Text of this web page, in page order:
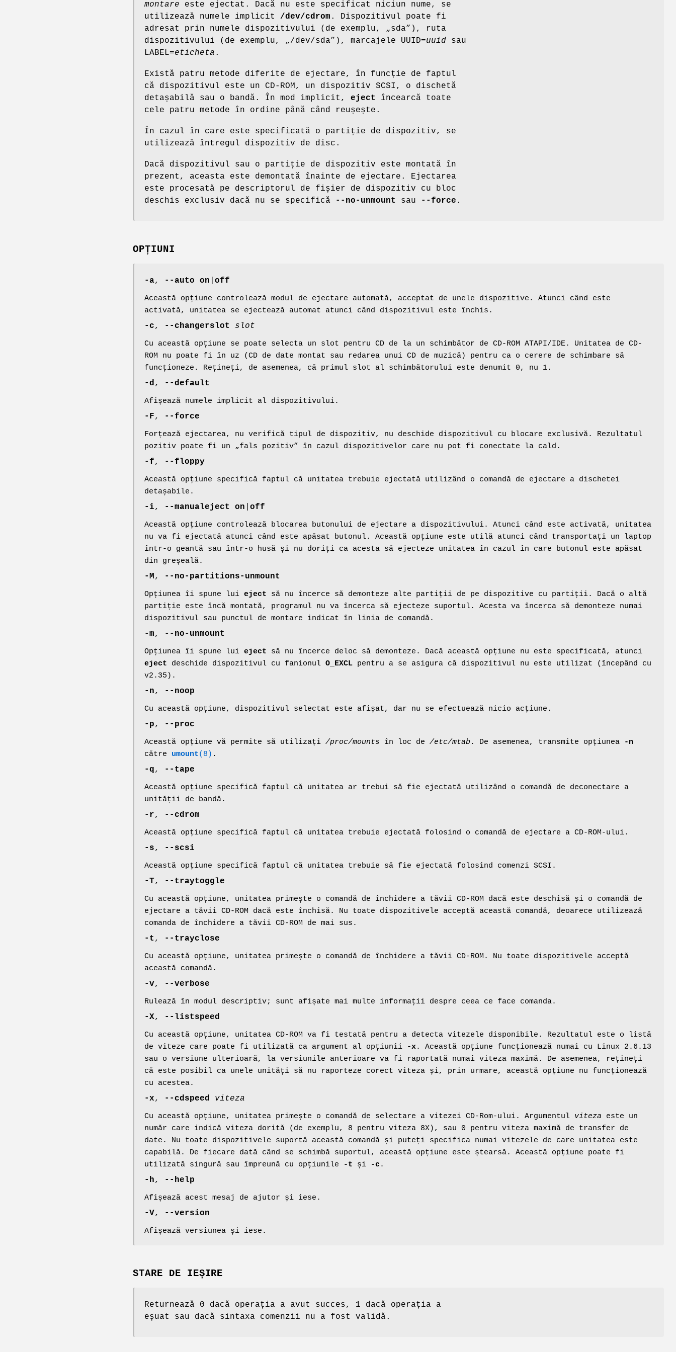
montare este ejectat. Dacă nu este specificat niciun nume, se
utilizează numele implicit /dev/cdrom . Dispozitivul poate fi
adresat prin numele dispozitivului (de exemplu, „sda”), ruta
dispozitivului (de exemplu, „/dev/sda”), marcajele UUID=uuid sau
LABEL=eticheta .
Există patru metode diferite de ejectare, în funcție de faptul
că dispozitivul este un CD-ROM, un dispozitiv SCSI, o dischetă
detașabilă sau o bandă. În mod implicit, eject
încearcă toate
cele patru metode în ordine până când reușește.
În cazul în care este specificată o partiție de dispozitiv, se
utilizează întregul dispozitiv de disc.
Dacă dispozitivul sau o partiție de dispozitiv este montată în
prezent, aceasta este demontată înainte de ejectare. Ejectarea
este procesată pe descriptorul de fișier de dispozitiv cu bloc
deschis exclusiv dacă nu se specifică
--no-unmount sau --force .
OPȚIUNI
-a, --auto on off
Această opțiune controlează modul de ejectare automată, acceptat de unele dispozitive. Atunci când este
activată, unitatea se ejectează automat atunci când dispozitivul este închis.
-c, --changerslot slot
Cu această opțiune se poate selecta un slot pentru CD de la un schimbător de CD-ROM ATAPI/IDE. Unitatea de CD-
ROM nu poate fi în uz (CD de date montat sau redarea unui CD de muzică) pentru ca o cerere de schimbare să
funcționeze. Rețineți, de asemenea, că primul slot al schimbătorului este denumit 0, nu 1.
-d , --default
Afișează numele implicit al dispozitivului.
-F, --force
Forțează ejectarea, nu verifică tipul de dispozitiv, nu deschide dispozitivul cu blocare exclusivă. Rezultatul
pozitiv poate fi un „fals pozitiv” în cazul dispozitivelor care nu pot fi conectate la cald.
-f, --floppy
Această opțiune specifică faptul că unitatea trebuie ejectată utilizând o comandă de ejectare a dischetei
detașabile.
-i, --manualeject on off
Această opțiune controlează blocarea butonului de ejectare a dispozitivului. Atunci când este activată, unitatea
nu va fi ejectată atunci când este apăsat butonul. Această opțiune este utilă atunci când transportați un laptop
într-o geantă sau într-o husă și nu doriți ca acesta să ejecteze unitatea în cazul în care butonul este apăsat
din greșeală.
-M , --no-partitions-unmount
Opțiunea îi spune lui eject să nu încerce să demonteze alte partiții de pe dispozitive cu partiții. Dacă o altă
partiție este încă montată, programul nu va încerca să ejecteze suportul. Acesta va încerca să demonteze numai
dispozitivul sau punctul de montare indicat în linia de comandă.
-m, --no-unmount
Opțiunea îi spune lui eject să nu încerce deloc să demonteze. Dacă această opțiune nu este specificată, atunci
eject deschide dispozitivul cu fanionul O_EXCL pentru a se asigura că dispozitivul nu este utilizat (începând cu
v2.35).
-n, --noop
Cu această opțiune, dispozitivul selectat este afișat, dar nu se efectuează nicio acțiune.
-p, --proc
Această opțiune vă permite să utilizați /proc/mounts în loc de /etc/mtab. De asemenea, transmite opțiunea
-n
către umount(8) .
-q, --tape
Această opțiune specifică faptul că unitatea ar trebui să fie ejectată utilizând o comandă de deconectare a
unității de bandă.
-r, --cdrom
Această opțiune specifică faptul că unitatea trebuie ejectată folosind o comandă de ejectare a CD-ROM-ului.
-s, --scsi
Această opțiune specifică faptul că unitatea trebuie să fie ejectată folosind comenzi SCSI.
-T, --traytoggle
Cu această opțiune, unitatea primește o comandă de închidere a tăvii CD-ROM dacă este deschisă și o comandă de
ejectare a tăvii CD-ROM dacă este închisă. Nu toate dispozitivele acceptă această comandă, deoarece utilizează
comanda de închidere a tăvii CD-ROM de mai sus.
-t , --trayclose
Cu această opțiune, unitatea primește o comandă de închidere a tăvii CD-ROM. Nu toate dispozitivele acceptă
această comandă.
-v, --verbose
Rulează în modul descriptiv; sunt afișate mai multe informații despre ceea ce face comanda.
-X, --listspeed
Cu această opțiune, unitatea CD-ROM va fi testată pentru a detecta vitezele disponibile. Rezultatul este o listă
de viteze care poate fi utilizată ca argument al opțiunii
-x. Această opțiune funcționează numai cu Linux 2.6.13
sau o versiune ulterioară, la versiunile anterioare va fi raportată numai viteza maximă. De asemenea, rețineți
că este posibil ca unele unități să nu raporteze corect viteza și, prin urmare, această opțiune nu funcționează
cu acestea.
-x, --cdspeed viteza
Cu această opțiune, unitatea primește o comandă de selectare a vitezei CD-Rom-ului. Argumentul viteza este un
număr care indică viteza dorită (de exemplu, 8 pentru viteza 8X), sau 0 pentru viteza maximă de transfer de
date. Nu toate dispozitivele suportă această comandă și puteți specifica numai vitezele de care unitatea este
capabilă. De fiecare dată când se schimbă suportul, această opțiune este ștearsă. Această opțiune poate fi
utilizată singură sau împreună cu opțiunile
-t și -c .
-h, --help
Afișează acest mesaj de ajutor și iese.
-V, --version
Afișează versiunea și iese.
STARE DE IEȘIRE
Returnează 0 dacă operația a avut succes, 1 dacă operația a
eșuat sau dacă sintaxa comenzii nu a fost validă.